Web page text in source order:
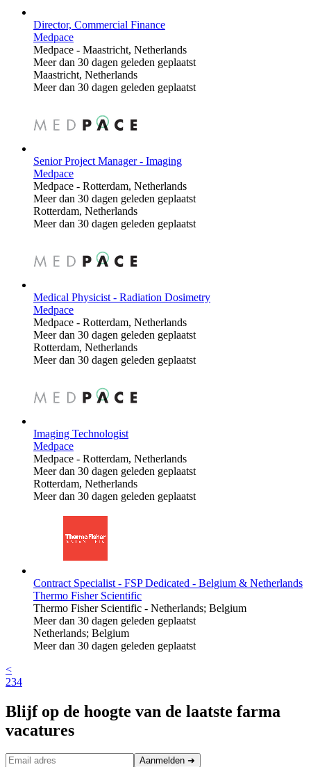
Director, Commercial Finance
Medpace
Medpace - Maastricht, Netherlands
Meer dan 30 dagen geleden geplaatst
Maastricht, Netherlands
Meer dan 30 dagen geleden geplaatst
Senior Project Manager - Imaging
Medpace
Medpace - Rotterdam, Netherlands
Meer dan 30 dagen geleden geplaatst
Rotterdam, Netherlands
Meer dan 30 dagen geleden geplaatst
Medical Physicist - Radiation Dosimetry
Medpace
Medpace - Rotterdam, Netherlands
Meer dan 30 dagen geleden geplaatst
Rotterdam, Netherlands
Meer dan 30 dagen geleden geplaatst
Imaging Technologist
Medpace
Medpace - Rotterdam, Netherlands
Meer dan 30 dagen geleden geplaatst
Rotterdam, Netherlands
Meer dan 30 dagen geleden geplaatst
Contract Specialist - FSP Dedicated - Belgium & Netherlands
Thermo Fisher Scientific
Thermo Fisher Scientific - Netherlands; Belgium
Meer dan 30 dagen geleden geplaatst
Netherlands; Belgium
Meer dan 30 dagen geleden geplaatst
<
234
Blijf op de hoogte van de laatste farma
vacatures
Aanmelden ➜